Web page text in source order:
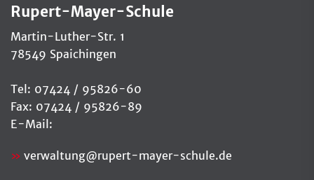
Rupert-Mayer-Schule
Martin-Luther-Str. 1
78549 Spaichingen
Tel: 07424 / 95826-60
Fax: 07424 / 95826-89
E-Mail:
verwaltung@rupert-mayer-schule.de